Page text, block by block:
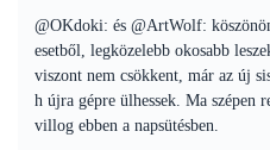
@OKdoki: és @ArtWolf:
esetből, legközelebb okosabb
viszont nem csökkent, már az új
h újra gépre ülhessek. Ma szépen
villog ebben a napsütésben.